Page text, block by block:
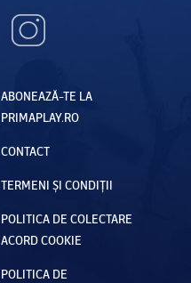
ABONEAZĂ-TE LA
PRIMAPLAY.RO
CONTACT
TERMENI ȘI CONDIȚII
POLITICA DE COLECTARE
ACORD COOKIE
POLITICA DE